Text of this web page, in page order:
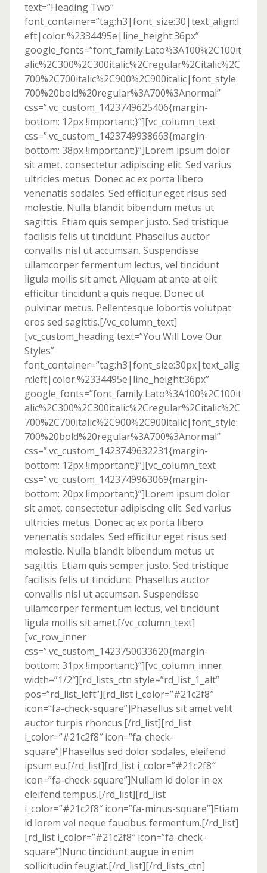
text=”Heading Two”
font_container=”tag:h3|font_size:30|text_align:l
eft|color:%2334495e|line_height:36px”
google_fonts=”font_family:Lato%3A100%2C100it
alic%2C300%2C300italic%2Cregular%2Citalic%2C
700%2C700italic%2C900%2C900italic|font_style:
700%20bold%20regular%3A700%3Anormal”
css=”.vc_custom_1423749625406{margin-
bottom: 12px !important;}”][vc_column_text
css=”.vc_custom_1423749938663{margin-
bottom: 38px !important;}”]Lorem ipsum dolor
sit amet, consectetur adipiscing elit. Sed varius
ultricies metus. Donec ac ex porta libero
venenatis sodales. Sed efficitur eget risus sed
molestie. Nulla blandit bibendum metus ut
sagittis. Etiam quis semper justo. Sed tristique
facilisis felis ut tincidunt. Phasellus auctor
convallis nisl ut accumsan. Suspendisse
ullamcorper fermentum lectus, vel tincidunt
ligula mollis sit amet. Aliquam at ante at elit
efficitur tincidunt a quis neque. Donec ut
pulvinar metus. Pellentesque lobortis volutpat
eros sed sagittis.[/vc_column_text]
[vc_custom_heading text=”You Will Love Our
Styles”
font_container=”tag:h3|font_size:30px|text_alig
n:left|color:%2334495e|line_height:36px”
google_fonts=”font_family:Lato%3A100%2C100it
alic%2C300%2C300italic%2Cregular%2Citalic%2C
700%2C700italic%2C900%2C900italic|font_style:
700%20bold%20regular%3A700%3Anormal”
css=”.vc_custom_1423749632231{margin-
bottom: 12px !important;}”][vc_column_text
css=”.vc_custom_1423749963069{margin-
bottom: 20px !important;}”]Lorem ipsum dolor
sit amet, consectetur adipiscing elit. Sed varius
ultricies metus. Donec ac ex porta libero
venenatis sodales. Sed efficitur eget risus sed
molestie. Nulla blandit bibendum metus ut
sagittis. Etiam quis semper justo. Sed tristique
facilisis felis ut tincidunt. Phasellus auctor
convallis nisl ut accumsan. Suspendisse
ullamcorper fermentum lectus, vel tincidunt
ligula mollis sit amet.[/vc_column_text]
[vc_row_inner
css=”.vc_custom_1423750033620{margin-
bottom: 31px !important;}”][vc_column_inner
width=”1/2″][rd_lists_ctn style=”rd_list_1_alt”
pos=”rd_list_left”][rd_list i_color=”#21c2f8″
icon=”fa-check-square”]Phasellus sit amet velit
auctor turpis rhoncus.[/rd_list][rd_list
i_color=”#21c2f8″ icon=”fa-check-
square”]Phasellus sed dolor sodales, eleifend
ipsum eu.[/rd_list][rd_list i_color=”#21c2f8″
icon=”fa-check-square”]Nullam id dolor in ex
eleifend tempus.[/rd_list][rd_list
i_color=”#21c2f8″ icon=”fa-minus-square”]Etiam
id lorem vel neque faucibus fermentum.[/rd_list]
[rd_list i_color=”#21c2f8″ icon=”fa-check-
square”]Nunc tincidunt augue in enim
sollicitudin feugiat.[/rd_list][/rd_lists_ctn]